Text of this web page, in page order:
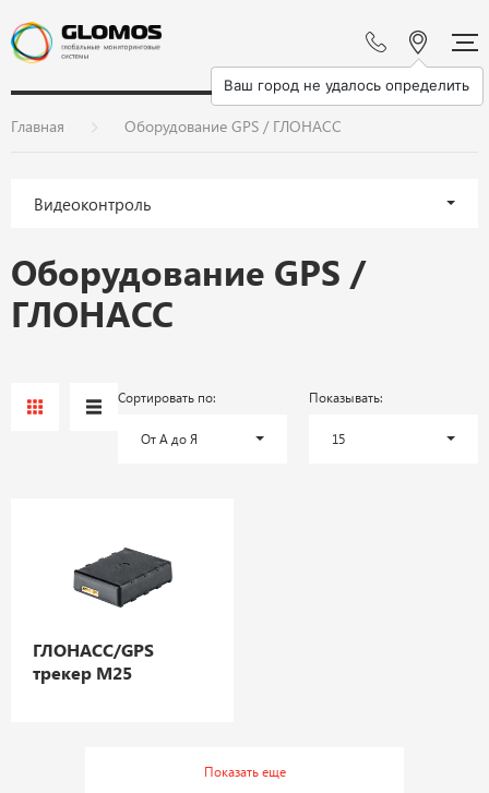
Главная Оборудование GPS / ГЛОНАСС
Видеоконтроль
Оборудование GPS /
ГЛОНАСС
Сортировать по:
От А до Я
Показывать:
15
ГЛОНАСС/GPS
трекер М25
Показать еще
Ваш город не удалось определить